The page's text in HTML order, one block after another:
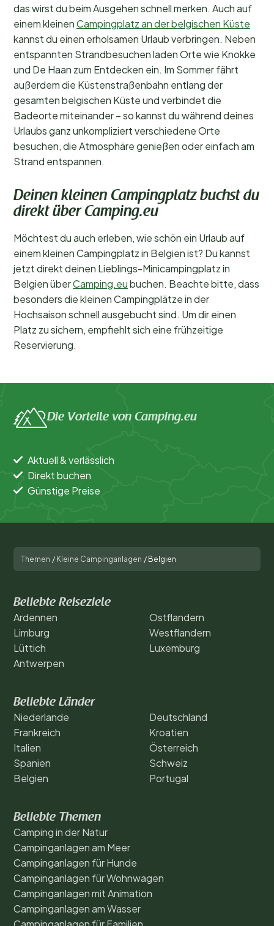
das wirst du beim Ausgehen schnell merken. Auch auf
einem kleinenCampingplatz an der belgischen Küste
kannst du einen erholsamen Urlaub verbringen. Neben
entspannten Strandbesuchen laden Orte wie Knokke
und De Haan zum Entdecken ein. Im Sommer fährt
außerdem die Küstenstraßenbahn entlang der
gesamten belgischen Küste und verbindet die
Badeorte miteinander – so kannst du während deines
Urlaubs ganz unkompliziert verschiedene Orte
besuchen, die Atmosphäre genießen oder einfach am
Strand entspannen.
Deinen kleinen Campingplatz buchst du
direkt über Camping.eu
Möchtest du auch erleben, wie schön ein Urlaub auf
einem kleinen Campingplatz in Belgien ist? Du kannst
jetzt direkt deinen Lieblings-Minicampingplatz in
Belgien überCamping.eubuchen. Beachte bitte, dass
besonders die kleinen Campingplätze in der
Hochsaison schnell ausgebucht sind. Um dir einen
Platz zu sichern, empfiehlt sich eine frühzeitige
Reservierung.
Die Vorteile von Camping.eu
Aktuell & verlässlich
Direkt buchen
Günstige Preise
Themen / Kleine Campinganlagen / Belgien
Beliebte Reiseziele
Ardennen
Limburg
Lüttich
Antwerpen
Ostflandern
Westflandern
Luxemburg
Beliebte Länder
Niederlande
Frankreich
Italien
Spanien
Belgien
Deutschland
Kroatien
Österreich
Schweiz
Portugal
Beliebte Themen
Camping in der Natur
Campinganlagen am Meer
Campinganlagen für Hunde
Campinganlagen für Wohnwagen
Campinganlagen mit Animation
Campinganlagen am Wasser